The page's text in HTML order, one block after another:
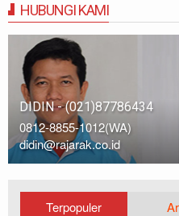
HUBUNGI KAMI
IDRIS - (021)87786435
0812-9678-6785 (WA)
idris@rajarak.co.id
Terpopuler